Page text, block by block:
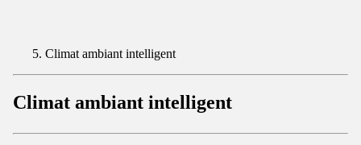
Climat ambiant intelligent
Climat ambiant intelligent